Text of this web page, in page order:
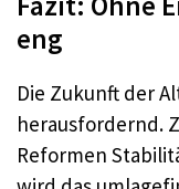
eng
Die Zukunft der
herausfordernd.
Reformen